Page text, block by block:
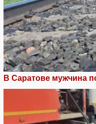
В Саратове мужчина